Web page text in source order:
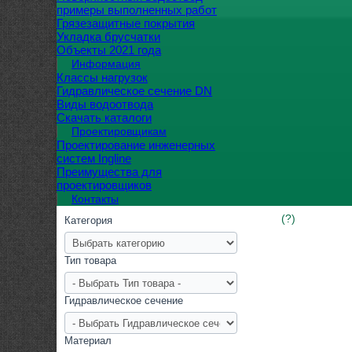
примеры выполненных работ
Грязезащитные покрытия
Укладка брусчатки
Объекты 2021 года
Информация
Классы нагрузок
Гидравлическое сечение DN
Виды водоотвода
Скачать каталоги
Проектировщикам
Проектирование инженерных
систем Ingline
Преимущества для
проектировщиков
Контакты
(?)
Категория
Тип товара
Гидравлическое сечение
Материал